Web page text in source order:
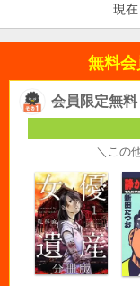
現在
無料会
会員限定無料
＼この